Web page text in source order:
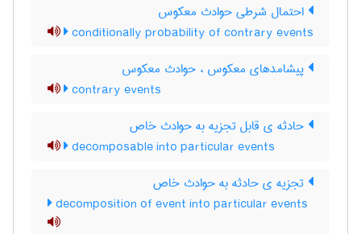
احتمال شرطی حوادث معکوس
conditionally probability of contrary events
پیشامدهای معکوس ، حوادث معکوس
contrary events
حادثه ی قابل تجزیه به حوادث خاص
decomposable into particular events
تجزیه ی حادثه به حوادث خاص
decomposition of event into particular events